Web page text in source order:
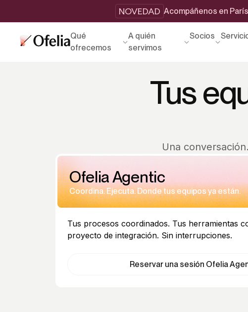
NOVEDAD Acompáñenos en
Qué
ofrecemos
A quién
servimos
Socios
Tus
Una
Ofelia Agentic
Coordina. Ejecuta. Donde tus equipos ya están.
Tus procesos coordinados. Tus herramientas
proyecto de integración. Sin interrupciones.
Reservar una sesión Ofelia